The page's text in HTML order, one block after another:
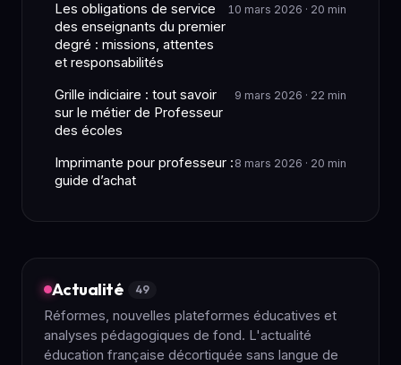
Les obligations de service
des enseignants du premier
degré : missions, attentes
et responsabilités
10 mars 2026 · 20 min
Grille indiciaire : tout savoir
sur le métier de Professeur
des écoles
9 mars 2026 · 22 min
Imprimante pour professeur :
guide d’achat
8 mars 2026 · 20 min
Actualité 49
Réformes, nouvelles plateformes éducatives et
analyses pédagogiques de fond. L'actualité
éducation française décortiquée sans langue de